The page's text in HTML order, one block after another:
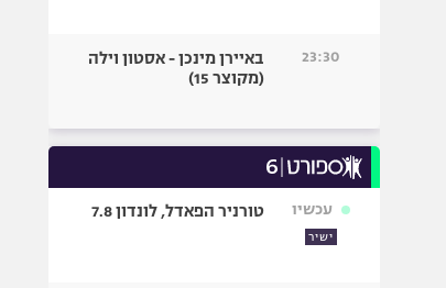
23:30
באיירן מינכן - אסטון וילה
(מקוצר 15)
עכשיו
ישיר
טורניר הפאדל, לונדון 7.8